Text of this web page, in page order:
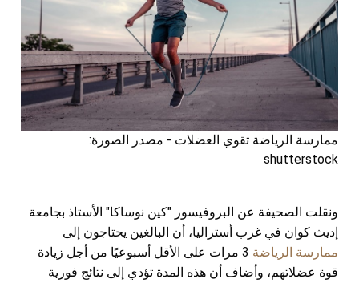
ممارسة الرياضة تقوي العضلات - مصدر الصورة:
shutterstock
ونقلت الصحيفة عن البروفيسور "كين نوساكا" الأستاذ بجامعة
إديث كوان في غرب أستراليا، أن البالغين يحتاجون إلى
ممارسة الرياضة
3 مرات على الأقل أسبوعيًا من أجل زيادة
قوة عضلاتهم، وأضاف أن هذه المدة تؤدي إلى نتائج فورية